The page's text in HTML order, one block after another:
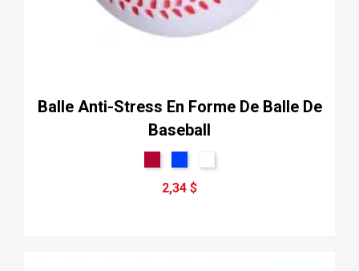
Balle Anti-Stress En Forme De Balle De
Baseball
2,34 $